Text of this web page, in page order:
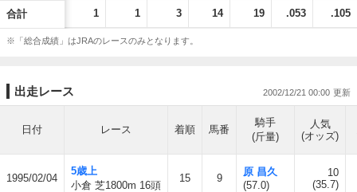
合計 1 1 3 14 19 .053 .105
※「総合成績」はJRAのレースのみとなります。
出走レース 2002/12/21 00:00
日付 レース 着順 馬番
騎手
(斤量)
人気
(オッズ)
1995/02/04
5歳上
小倉 芝1800m 16頭
15 9
原 昌久
(57.0)
10
(35.7)